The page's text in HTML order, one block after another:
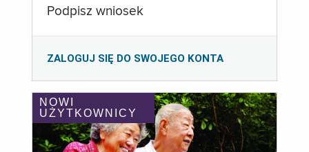
Podpisz wniosek
ZALOGUJ SIĘ DO SWOJEGO KONTA
NOWI
UŻYTKOWNICY